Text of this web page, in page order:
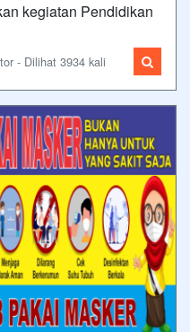
kegiatan Pendidikan
- Dilihat 3934 kali